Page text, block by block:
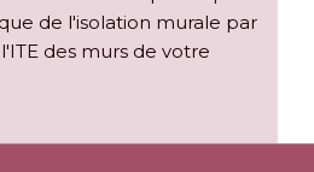
de l'isolation murale par
des murs de votre